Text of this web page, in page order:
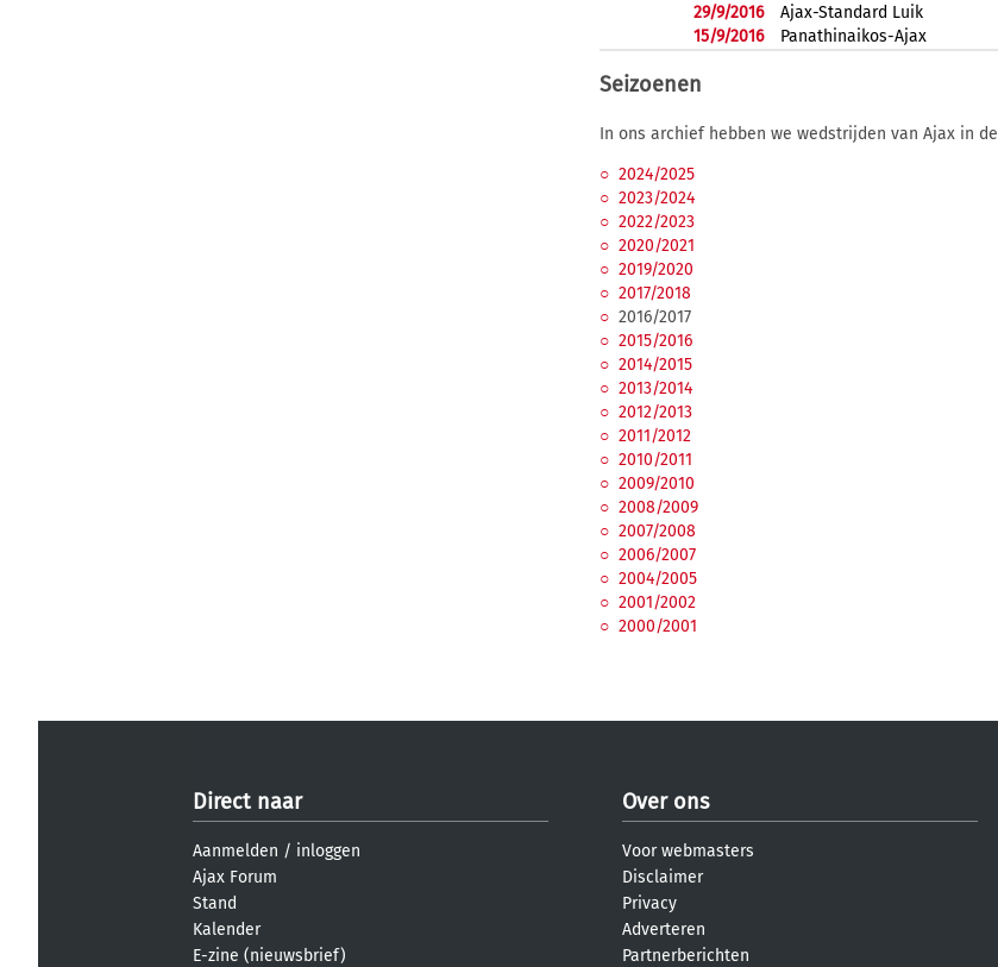
29/9/2016
Ajax-Standard Luik
15/9/2016
Panathinaikos-Ajax
Seizoenen
In ons archief hebben we wedstrijden van Ajax in
2024/2025
2023/2024
2022/2023
2020/2021
2019/2020
2017/2018
2016/2017
2015/2016
2014/2015
2013/2014
2012/2013
2011/2012
2010/2011
2009/2010
2008/2009
2007/2008
2006/2007
2004/2005
2001/2002
2000/2001
Direct naar
Aanmelden / inloggen
Ajax Forum
Stand
Kalender
E-zine (nieuwsbrief)
Over ons
Voor webmasters
Disclaimer
Privacy
Adverteren
Partnerberichten